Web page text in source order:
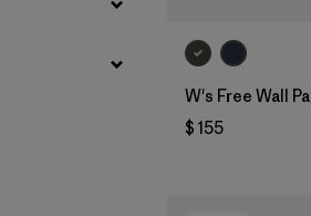
W's Free Wall
$ 155